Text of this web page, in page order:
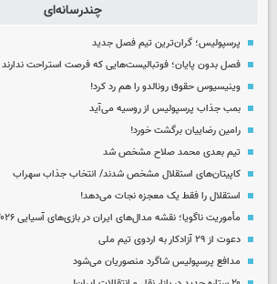
چندرسانه‌ای
پرسپولیس؛ گران‌ترین تیم فصل جدید
فصل بدون پایان؛ فوتبالیست‌هایی که فرصت استراحت ندارند
وینیسیوس حقوق رونالدو را هم رد کرد!
بمب جذاب پرسپولیس از روسیه می‌آید
رامین رضاییان برگشت خورد!
تیم بعدی محمد صلاح مشخص شد
کاپیتان‌های استقلال مشخص شدند/ انتخاب جذاب سهراب
استقلال را فقط یک معجزه نجات می‌دهد!
مأموریت ناگویا؛ نقشه مدال‌های ایران در بازی‌های آسیایی ۲۰۲۶
دعوت از ۲۹ آزادکار به اردوی تیم ملی
مدافع پرسپولیس شاگرد منصوریان می‌شود